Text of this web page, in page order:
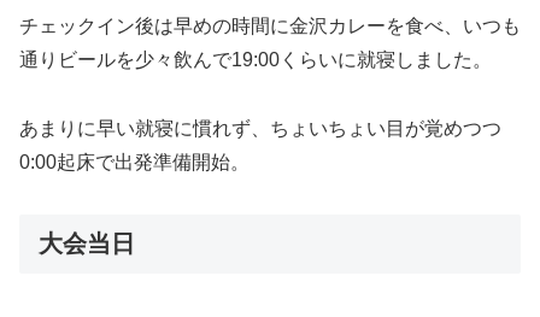
チェックイン後は早めの時間に金沢カレーを食べ、いつも
通りビールを少々飲んで19:00くらいに就寝しました。
あまりに早い就寝に慣れず、ちょいちょい目が覚めつつ
0:00起床で出発準備開始。
大会当日